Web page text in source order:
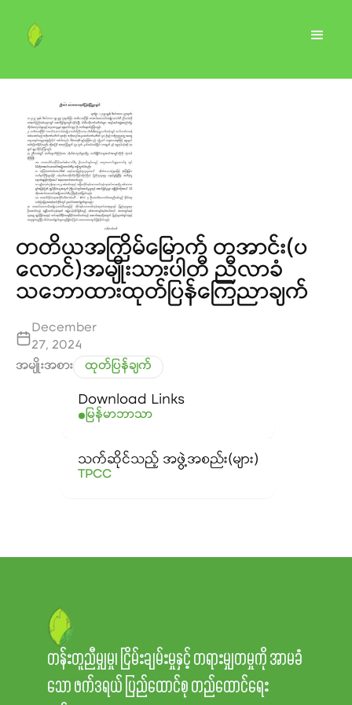
တတိယအကြိမ်‌မြောက် တအာင်း(ပ
လောင်)အမျိုးသားပါတီ ညီလာခံ
သဘောထားထုတ်ပြန်ကြေညာချက်
December
27, 2024
အမျိုးအစား
ထုတ်ပြန်ချက်
Download Links
မြန်မာဘာသာ
သက်ဆိုင်သည့် အဖွဲ့အစည်း(များ)
TPCC
တန်းတူညီမျှမှု၊ ငြိမ်းချမ်းမှုနှင့် တရားမျှတမှုကို အာမခံ
သော ဖက်ဒရယ် ပြည်ထောင်စု တည်ထောင်ရေး